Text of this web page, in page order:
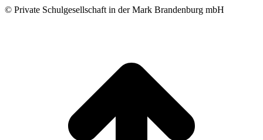
© Private Schulgesellschaft in der Mark Brandenburg mbH